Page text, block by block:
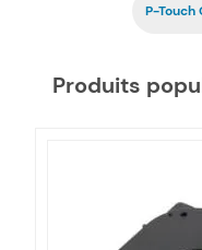
P-Touch
Produits